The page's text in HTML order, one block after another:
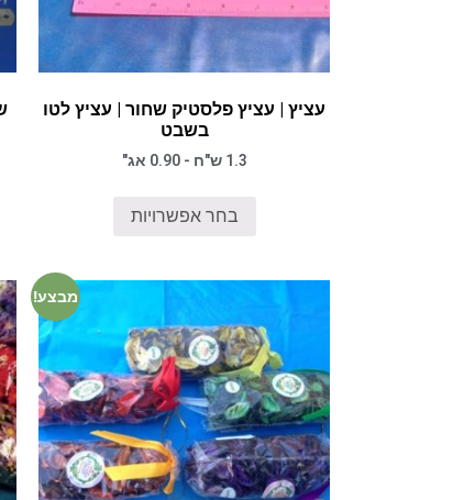
עציץ | עציץ פלסטיק שחור | עציץ לטו
בשבט
1.3 ש"ח - 0.90 אג"
בחר אפשרויות
מבצע!